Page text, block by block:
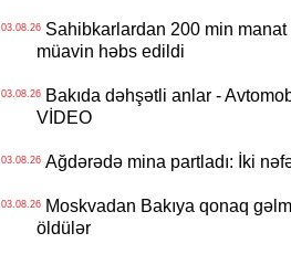
03.08.26Sahibkarlardan 200 min manat
müavin həbs edildi
03.08.26Bakıda dəhşətli anlar -
VİDEO
03.08.26Ağdərədə mina partladı: İki
03.08.26Moskvadan Bakıya qonaq
öldülər